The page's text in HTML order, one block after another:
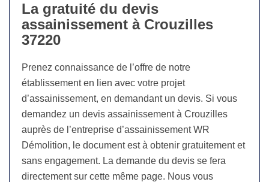
La gratuité du devis
assainissement à Crouzilles
37220
Prenez connaissance de l’offre de notre
établissement en lien avec votre projet
d’assainissement, en demandant un devis. Si vous
demandez un devis assainissement à Crouzilles
auprès de l’entreprise d’assainissement WR
Démolition, le document est à obtenir gratuitement et
sans engagement. La demande du devis se fera
directement sur cette même page. Nous vous